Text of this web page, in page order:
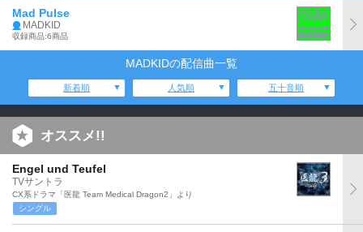
Mad Pulse
MADKID
収録商品:6商品
MADKIDの配信曲一覧
新着順 人気順 五十音順
オススメ!!
Engel und Teufel
TVサントラ
CX系ドラマ「医龍 Team Medical Dragon2」より
シングル